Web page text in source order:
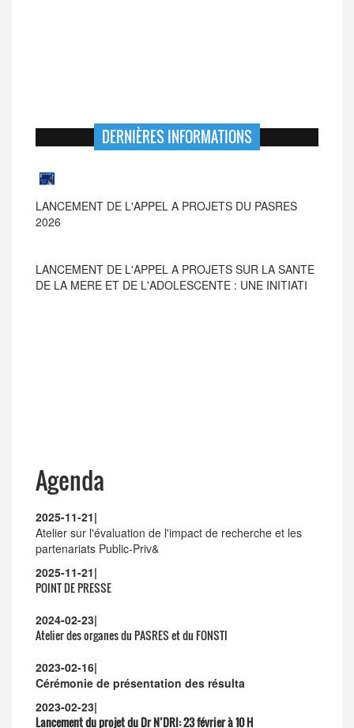
DERNIÈRES INFORMATIONS
DE LA MERE ET DE L'ADOLESCENTE : UNE INITIATI
LANCEMENT DE L'APPEL A PROJETS DU PASRES
Agenda
2025-11-21|
Atelier sur l'évaluation de l'impact de recherche et les
partenariats Public-Priv&
2025-11-21|
POINT DE PRESSE
2024-02-23|
Atelier des organes du PASRES et du FONSTI
2023-02-16|
Cérémonie de présentation des résulta
2023-02-23|
Lancement du projet du Dr N’DRI:23 février à 10 H